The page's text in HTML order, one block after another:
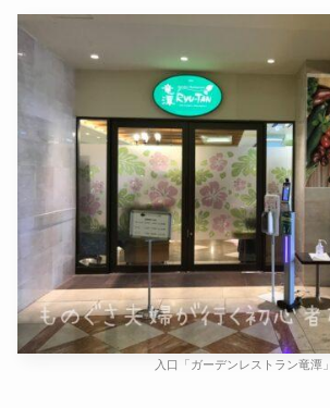
入口「ガーデンレストラン竜潭」